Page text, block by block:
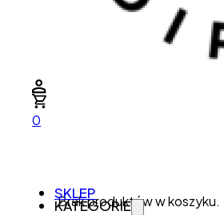
0
Brak produktów w koszyku.
SKLEP
KATEGORIE